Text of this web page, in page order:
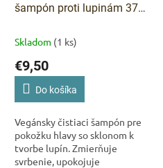
šampón proti lupinám 375
Skladom (1 ks)
€9,50
Do košíka
Vegánsky čistiaci šampón pre
pokožku hlavy so sklonom k
tvorbe lupín. Zmierňuje
svrbenie, upokojuje